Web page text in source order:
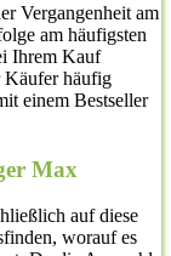
Vergangenheit am
am häufigsten
Ihrem Kauf
Käufer häufig
einem Bestseller
Max
auf diese
worauf es